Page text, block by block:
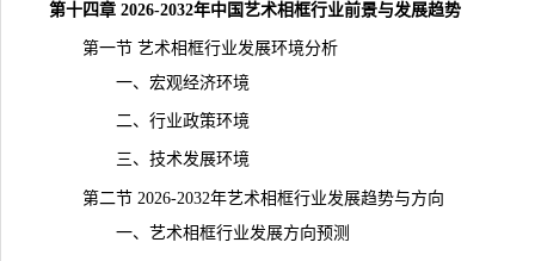
第十四章 2026-2032年中国艺术相框行业前景与发展趋势
第一节 艺术相框行业发展环境分析
一、宏观经济环境
二、行业政策环境
三、技术发展环境
第二节 2026-2032年艺术相框行业发展趋势与方向
一、艺术相框行业发展方向预测